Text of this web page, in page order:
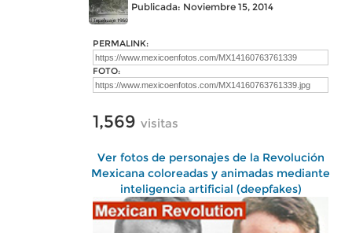
Publicada: Noviembre 15, 2014
PERMALINK:
FOTO:
1,569 visitas
Ver fotos de personajes de la Revolución
Mexicana coloreadas y animadas mediante
inteligencia artificial (deepfakes)